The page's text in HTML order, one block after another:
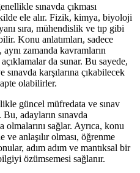
sınavda çıkması
ele alır. Fizik, kimya, biyoloji
sıra, mühendislik ve tıp gibi
Konu anlatımları, sadece
zamanda kavramların
da sunar. Bu sayede,
karşılarına çıkabilecek
olabilirler.
güncel müfredata ve sınav
adayların sınavda
olmalarını sağlar. Ayrıca, konu
ve anlaşılır olması, öğrenme
adım adım ve mantıksal bir
özümsemesi sağlanır.